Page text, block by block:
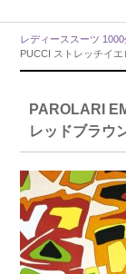
レディーススーツ
PUCCI ストレッチイ
PAROLARI
レッドブラウ